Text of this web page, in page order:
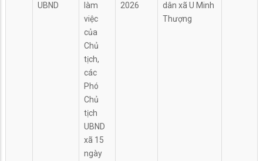
UBND
làm
việc
của
Chủ
tịch,
các
Phó
Chủ
tịch
UBND
xã 15
ngày
2026
dân xã U Minh
Thượng